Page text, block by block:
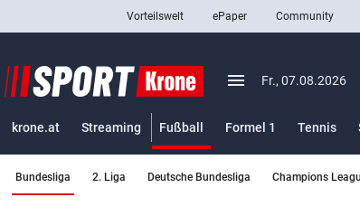
closeSchließen
Abonnieren
pin_drop
Wien
Vorteilswelt ePaper Community
menu Menü aufklappen
Fr., 07.08.2026
krone.at Streaming Fußball
Formel 1
Tennis
Bundesliga 2. Liga Deutsche Bundesliga Champions